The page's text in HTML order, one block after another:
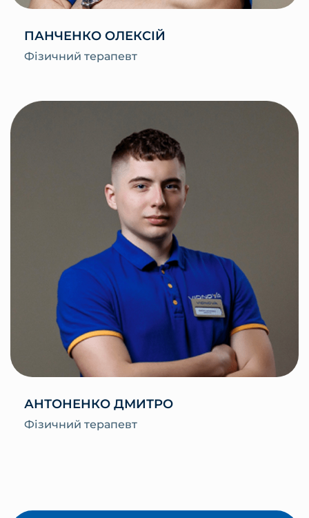
ПАНЧЕНКО ОЛЕКСІЙ
Фізичний терапевт
АНТОНЕНКО ДМИТРО
Фізичний терапевт